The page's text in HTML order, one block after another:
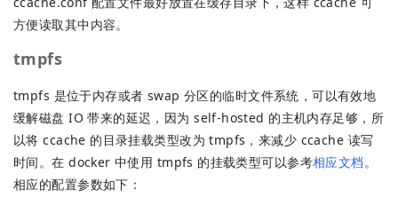
方便读取其中内容。
tmpfs
tmpfs 是位于内存或者 swap 分区的临时文件系统，可以有效地
缓解磁盘 IO 带来的延迟，因为 self-hosted 的主机内存足够，所
以将 ccache 的目录挂载类型改为 tmpfs，来减少 ccache 读写
时间。在 docker 中使用 tmpfs 的挂载类型可以参考相应文档。
相应的配置参数如下：